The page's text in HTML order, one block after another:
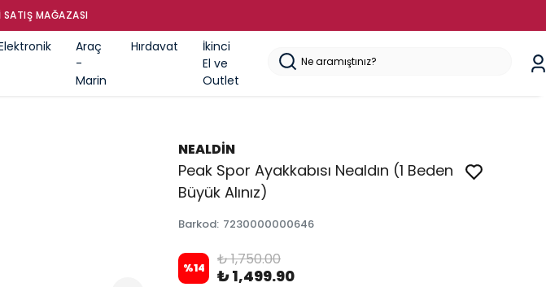
SATIŞ MAĞAZASI
Araç
-
Marin
Hırdavat
İkinci
El ve
Outlet
NEALDİN
Peak Spor Ayakkabısı Nealdın (1 Beden
Büyük Alınız)
Barkod: 7230000000646
%14 ₺ 1,750.00
₺ 1,499.90